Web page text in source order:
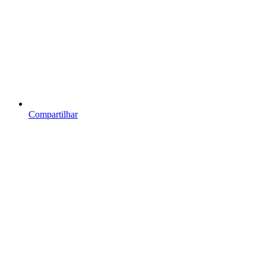
Compartilhar